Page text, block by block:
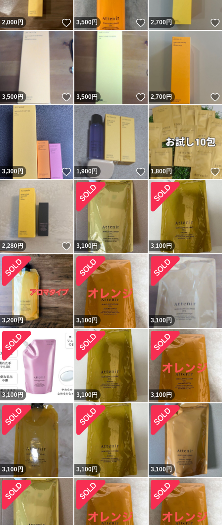
2,000円 いいね！
3,500円 いいね！
2,700円
3,500円 いいね！
3,500円 いいね！
2,700円
3,300円 いいね！
1,900円 いいね！
1,800円
2,280円 いいね！
3,100円 3,100円
3,200円 3,100円 3,100円
3,100 円 3,100円 3,100円
3,100円 3,100円 3,100円